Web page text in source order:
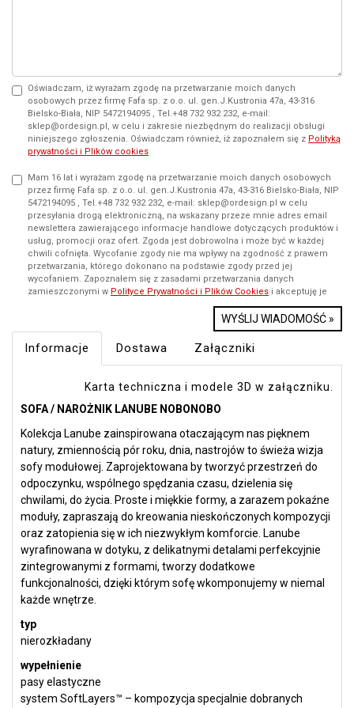
Oświadczam, iż wyrażam zgodę na przetwarzanie moich danych
osobowych przez firmę Fafa sp. z o.o. ul. gen.J.Kustronia 47a, 43-316
Bielsko-Biała, NIP 5472194095 , Tel.+48 732 932 232, e-mail:
sklep@ordesign.pl, w celu i zakresie niezbędnym do realizacji obsługi
niniejszego zgłoszenia. Oświadczam również, iż zapoznałem się z Polityką
prywatności i Plików cookies
Mam 16 lat i wyrażam zgodę na przetwarzanie moich danych osobowych
przez firmę Fafa sp. z o.o. ul. gen.J.Kustronia 47a, 43-316 Bielsko-Biała, NIP
5472194095 , Tel.+48 732 932 232, e-mail: sklep@ordesign.pl w celu
przesyłania drogą elektroniczną, na wskazany przeze mnie adres email
newslettera zawierającego informacje handlowe dotyczących produktów i
usług, promocji oraz ofert. Zgoda jest dobrowolna i może być w każdej
chwili cofnięta. Wycofanie zgody nie ma wpływy na zgodność z prawem
przetwarzania, którego dokonano na podstawie zgody przed jej
wycofaniem. Zapoznałem się z zasadami przetwarzania danych
zamieszczonymi w Polityce Prywatności i Plików Cookies i akceptuję je
WYŚLIJ WIADOMOŚĆ »
Informacje Dostawa Załączniki
Karta techniczna i modele 3D w załączniku.
SOFA / NAROŻNIK LANUBE NOBONOBO
Kolekcja Lanube zainspirowana otaczającym nas pięknem
natury, zmiennością pór roku, dnia, nastrojów to świeża wizja
sofy modułowej. Zaprojektowana by tworzyć przestrzeń do
odpoczynku, wspólnego spędzania czasu, dzielenia się
chwilami, do życia. Proste i miękkie formy, a zarazem pokaźne
moduły, zapraszają do kreowania nieskończonych kompozycji
oraz zatopienia się w ich niezwykłym komforcie. Lanube
wyrafinowana w dotyku, z delikatnymi detalami perfekcyjnie
zintegrowanymi z formami, tworzy dodatkowe
funkcjonalności, dzięki którym sofę wkomponujemy w niemal
każde wnętrze.
typ
nierozkładany
wypełnienie
pasy elastyczne
system SoftLayers™ – kompozycja specjalnie dobranych